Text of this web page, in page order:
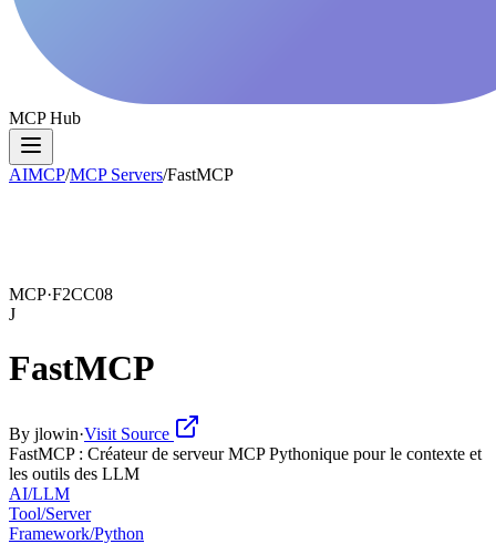
MCP Hub
AIMCP/MCP Servers/FastMCP
MCP·F2CC08
J
FastMCP
By jlowin·Visit Source
FastMCP : Créateur de serveur MCP Pythonique pour le contexte et
les outils des LLM
AI/LLM
Tool/Server
Framework/Python